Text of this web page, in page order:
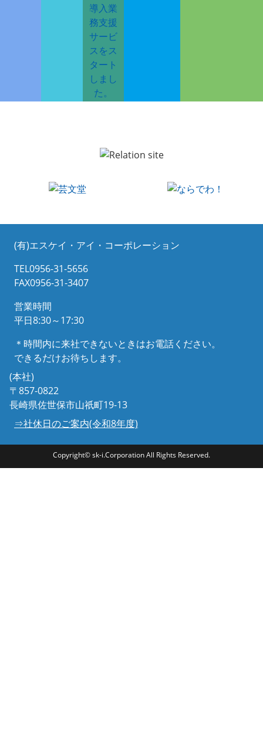
(有)エスケイ・アイ・コーポレーション
TEL0956-31-5656
FAX0956-31-3407
営業時間
平日8:30～17:30
＊時間内に来社できないときはお電話ください。
できるだけお待ちします。
(本社)
〒857-0822
長崎県佐世保市山祇町19-13
⇒社休日のご案内(令和8年度)
Copyright© sk-i.Corporation All Rights Reserved.